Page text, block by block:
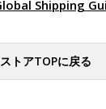
Shipping
ストアTOPに戻る
のお茶専門店ルピシ